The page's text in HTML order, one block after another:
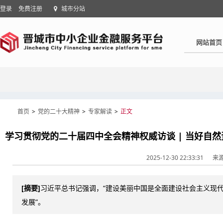
登录 免费注册 城市分站
网站首页
首页 > 党的二十大精神 > 专家解读 > 正文
2025-12-30 22:33:31 来
[摘要]习近平总书记强调，“建设美丽中国是全面建设社会主义现
发展”。